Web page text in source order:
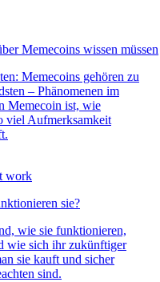
Memecoins wissen müssen
Memecoins gehören zu
– Phänomenen im
Memecoin ist, wie
viel Aufmerksamkeit
sie?
wie sie funktionieren,
wie sich ihr zukünftiger
sie kauft und sicher
sind.